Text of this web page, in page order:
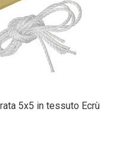
5x5 in tessuto Ecrù